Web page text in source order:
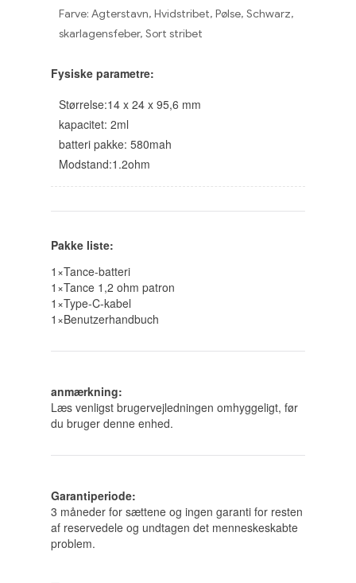
Farve: Agterstavn, Hvidstribet, Pølse, Schwarz,
skarlagensfeber, Sort stribet
Fysiske parametre:
Størrelse:14 x 24 x 95,6 mm
kapacitet: 2ml
batteri pakke: 580mah
Modstand:1.2ohm
Pakke liste:
1×Tance-batteri
1×Tance 1,2 ohm patron
1×Type-C-kabel
1×Benutzerhandbuch
anmærkning:
Læs venligst brugervejledningen omhyggeligt, før
du bruger denne enhed.
Garantiperiode:
3 måneder for sættene og ingen garanti for resten
af ​​reservedele og undtagen det menneskeskabte
problem.